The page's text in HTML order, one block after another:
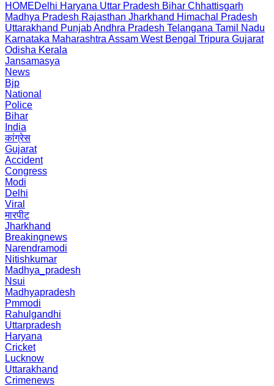
HOMEDelhi Haryana Uttar Pradesh Bihar Chhattisgarh
Madhya Pradesh Rajasthan Jharkhand Himachal Pradesh
Uttarakhand PunjabAndhra Pradesh Telangana Tamil Nadu
Karnataka Maharashtra Assam West Bengal Tripura Gujarat
Odisha Kerala
Jansamasya
News
Bjp
National
Police
Bihar
India
कांग्रेस
Gujarat
Accident
Congress
Modi
Delhi
Viral
मारपीट
Jharkhand
Breakingnews
Narendramodi
Nitishkumar
Madhya_pradesh
Nsui
Madhyapradesh
Pmmodi
Rahulgandhi
Uttarpradesh
Haryana
Cricket
Lucknow
Uttarakhand
Crimenews